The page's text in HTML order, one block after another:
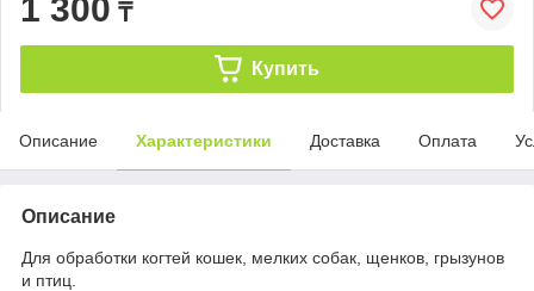
1 300 ₸
Купить
Описание Характеристики Доставка Оплата
Описание
Для обработки когтей кошек, мелких собак, щенков, грызунов
и птиц.